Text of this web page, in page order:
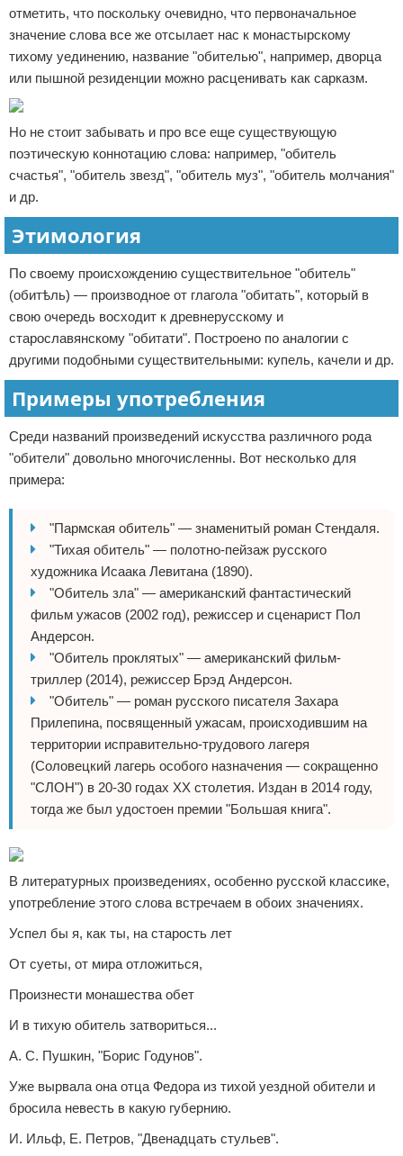
отметить, что поскольку очевидно, что первоначальное
значение слова все же отсылает нас к монастырскому
тихому уединению, название "обителью", например, дворца
или пышной резиденции можно расценивать как сарказм.
Но не стоит забывать и про все еще существующую
поэтическую коннотацию слова: например, "обитель
счастья", "обитель звезд", "обитель муз", "обитель молчания"
и др.
Этимология
По своему происхождению существительное "обитель"
(обитѣль) — производное от глагола "обитать", который в
свою очередь восходит к древнерусскому и
старославянскому "обитати". Построено по аналогии с
другими подобными существительными: купель, качели и др.
Примеры употребления
Среди названий произведений искусства различного рода
"обители" довольно многочисленны. Вот несколько для
примера:
"Пармская обитель" — знаменитый роман Стендаля.
"Тихая обитель" — полотно-пейзаж русского
художника Исаака Левитана (1890).
"Обитель зла" — американский фантастический
фильм ужасов (2002 год), режиссер и сценарист Пол
Андерсон.
"Обитель проклятых" — американский фильм-
триллер (2014), режиссер Брэд Андерсон.
"Обитель" — роман русского писателя Захара
Прилепина, посвященный ужасам, происходившим на
территории исправительно-трудового лагеря
(Соловецкий лагерь особого назначения — сокращенно
"СЛОН") в 20-30 годах XX столетия. Издан в 2014 году,
тогда же был удостоен премии "Большая книга".
В литературных произведениях, особенно русской классике,
употребление этого слова встречаем в обоих значениях.
Успел бы я, как ты, на старость лет
От суеты, от мира отложиться,
Произнести монашества обет
И в тихую обитель затвориться...
А. С. Пушкин, "Борис Годунов".
Уже вырвала она отца Федора из тихой уездной обители и
бросила невесть в какую губернию.
И. Ильф, Е. Петров, "Двенадцать стульев".